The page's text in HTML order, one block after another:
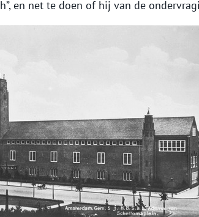
en net te doen of hij van de